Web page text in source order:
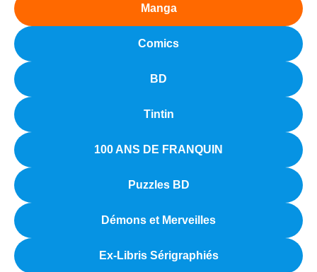
Manga
Comics
BD
Tintin
100 ANS DE FRANQUIN
Puzzles BD
Démons et Merveilles
Ex-Libris Sérigraphiés